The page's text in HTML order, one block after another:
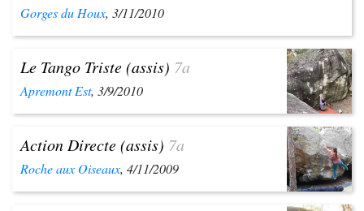
Gorges du Houx, 3/11/2010
Le Tango Triste (assis) 7a
Apremont Est, 3/9/2010
Action Directe (assis) 7a
Roche aux Oiseaux, 4/11/2009